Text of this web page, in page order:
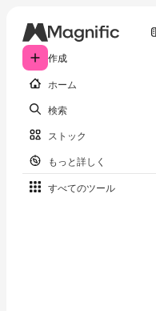
作成
ホーム
検索
ストック
もっと詳しく
すべてのツール